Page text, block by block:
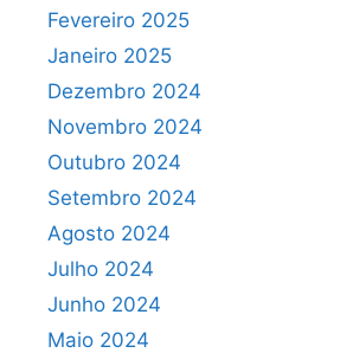
Fevereiro 2025
Janeiro 2025
Dezembro 2024
Novembro 2024
Outubro 2024
Setembro 2024
Agosto 2024
Julho 2024
Junho 2024
Maio 2024